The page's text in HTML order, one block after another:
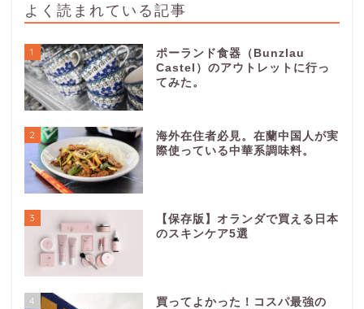
よく読まれている記事
1
ポーランド食器（Bunzlau
Castel）のアウトレットに行っ
てみた。
2
海外在住者必見。在蘭中国人が実
際使っている中華系調味料。
3
【保存版】オランダで買える日本
のスキンケア5選
4
買ってよかった！コスパ最強の